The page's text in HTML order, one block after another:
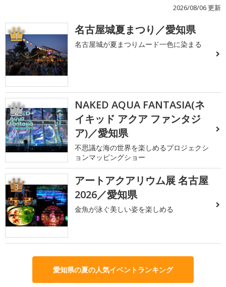
2026/08/06 更新
1 名古屋城夏まつり／愛知県
名古屋城が夏まつりムード一色に染まる
2
NAKED AQUA FANTASIA(ネ
イキッド アクア ファンタジ
ア)／愛知県
不思議な海の世界を楽しめるプロジェクシ
ョンマッピングショー
3
アートアクアリウム展 名古屋
2026／愛知県
金魚が泳ぐ美しい姿を楽しめる
愛知県の夏の人気イベントランキング